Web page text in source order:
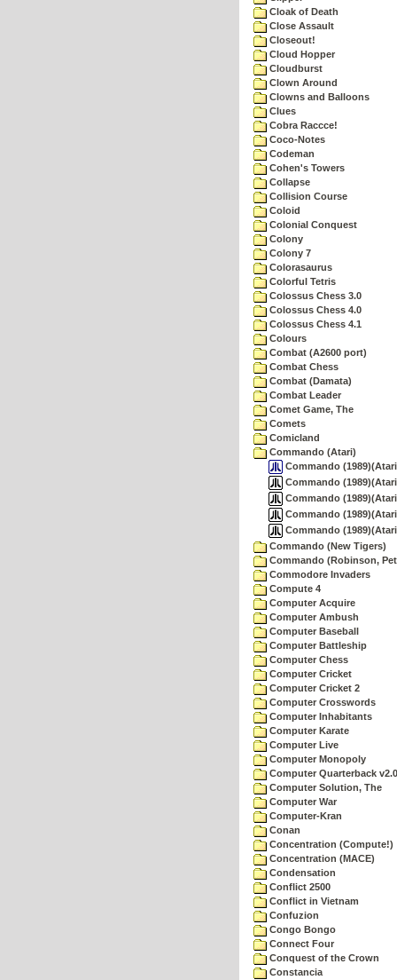
Cloak of Death
Close Assault
Closeout!
Cloud Hopper
Cloudburst
Clown Around
Clowns and Balloons
Clues
Cobra Raccce!
Coco-Notes
Codeman
Cohen's Towers
Collapse
Collision Course
Coloid
Colonial Conquest
Colony
Colony 7
Colorasaurus
Colorful Tetris
Colossus Chess 3.0
Colossus Chess 4.0
Colossus Chess 4.1
Colours
Combat (A2600 port)
Combat Chess
Combat (Damata)
Combat Leader
Comet Game, The
Comets
Comicland
Commando (Atari)
Commando
Commando
Commando
Commando
Commando
Commando (New Tigers)
Commando (Robinson,
Commodore Invaders
Compute 4
Computer Acquire
Computer Ambush
Computer Baseball
Computer Battleship
Computer Chess
Computer Cricket
Computer Cricket 2
Computer Crosswords
Computer Inhabitants
Computer Karate
Computer Live
Computer Monopoly
Computer Quarterback v2.0
Computer Solution, The
Computer War
Computer-Kran
Conan
Concentration (Compute!)
Concentration (MACE)
Condensation
Conflict 2500
Conflict in Vietnam
Confuzion
Congo Bongo
Connect Four
Conquest of the Crown
Constancia